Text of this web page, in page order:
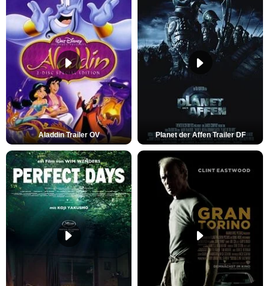
Aladdin Trailer OV Planet der Affen Trailer DF